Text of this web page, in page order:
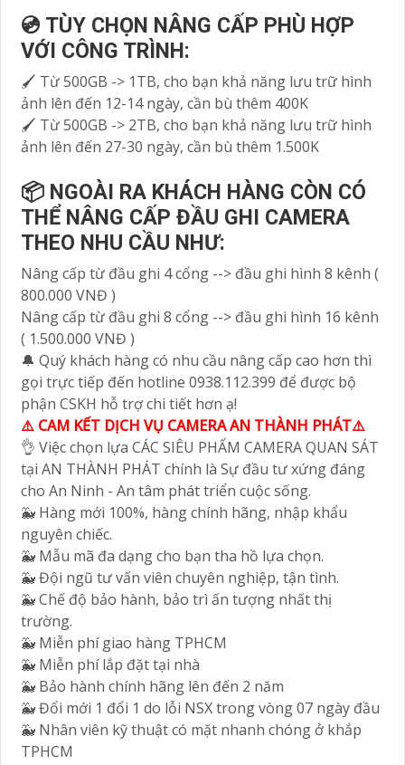
• 01 cổng SATA hỗ trợ ổ cứng tối đa
4TB(7204HGHI, 7208HGHI), ổ cứng 10TB
(7216HGHI)
• 01 cổng HDMI và 01 cổng VGA với Độ phân giải
lên tới: 1920x1080P,
• 01 Cổng mạng RJ45 10/100M
• 01 cổng RS485 , 02 cổng USB 2.0
💿 TÙY CHỌN NÂNG CẤP PHÙ HỢP
VỚI CÔNG TRÌNH:
🖌 Từ 500GB -> 1TB, cho bạn khả năng lưu trữ hình
ảnh lên đến 12-14 ngày, cần bù thêm 400K
🖌 Từ 500GB -> 2TB, cho bạn khả năng lưu trữ hình
ảnh lên đến 27-30 ngày, cần bù thêm 1.500K
📦 NGOÀI RA KHÁCH HÀNG CÒN CÓ
THỂ NÂNG CẤP ĐẦU GHI CAMERA
THEO NHU CẦU NHƯ:
Nâng cấp từ đầu ghi 4 cổng --> đầu ghi hình 8 kênh (
800.000 VNĐ )
Nâng cấp từ đầu ghi 8 cổng --> đầu ghi hình 16 kênh
( 1.500.000 VNĐ )
🔔 Quý khách hàng có nhu cầu nâng cấp cao hơn thì
gọi trực tiếp đến hotline 0938.112.399 để được bộ
phận CSKH hỗ trợ chi tiết hơn ạ!
⚠️ CAM KẾT DỊCH VỤ CAMERA AN THÀNH PHÁT⚠️
👌 Việc chọn lựa CÁC SIÊU PHẨM CAMERA QUAN SÁT
tại AN THÀNH PHÁT chính là Sự đầu tư xứng đáng
cho An Ninh - An tâm phát triển cuộc sống.
🐳 Hàng mới 100%, hàng chính hãng, nhập khẩu
nguyên chiếc.
🐳 Mẫu mã đa dạng cho bạn tha hồ lựa chọn.